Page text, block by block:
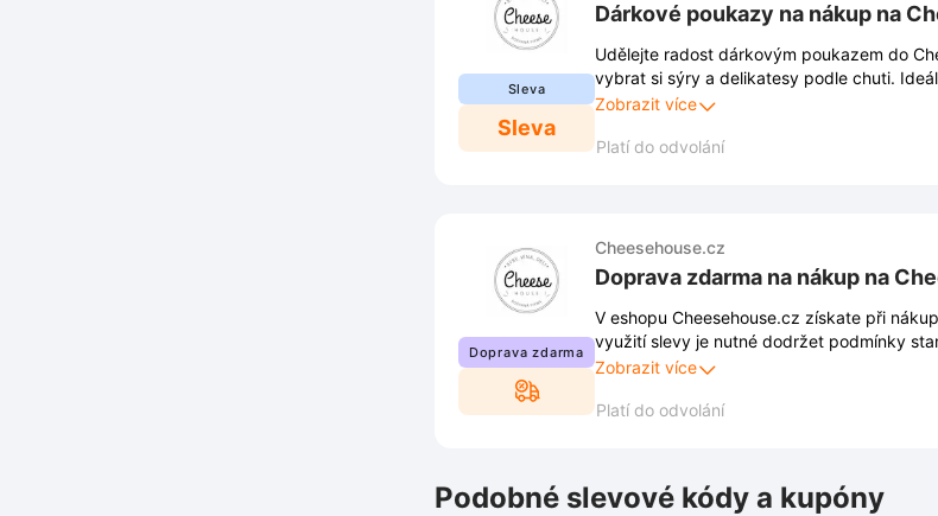
Sleva
Sleva
Dárkové poukazy na nákup na
Udělejte radost dárkovým poukazem do
vybrat si sýry a delikatesy podle chuti.
kvalitních potravin.
Zobrazit více
Platí do odvolání
Doprava zdarma
Cheesehouse.cz
Doprava zdarma na nákup na
V eshopu Cheesehouse.cz získate při
využití slevy je nutné dodržet podmínky
jsou zveřejněny na webových stránkách
Zobrazit více
Platí do odvolání
Podobné slevové kódy a kupóny